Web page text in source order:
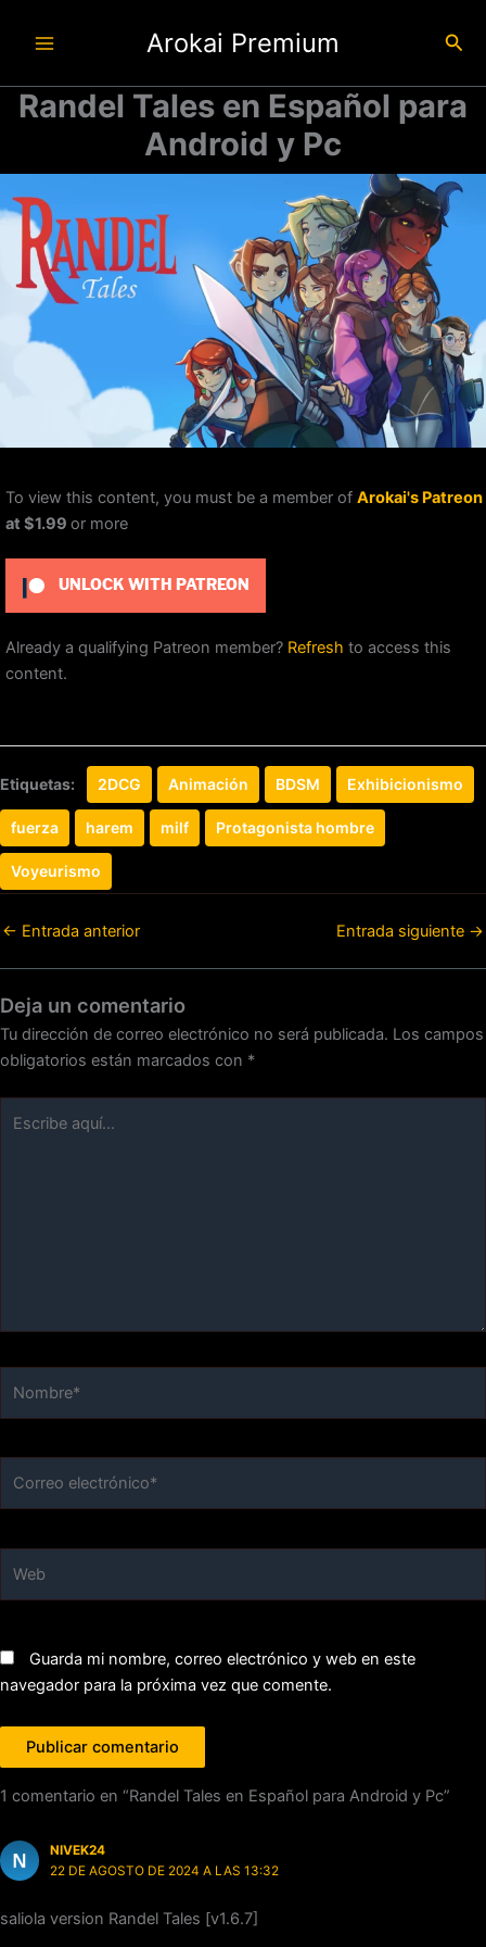
Arokai Premium
Randel Tales en Español para
Android y Pc
To view this content, you must be a member of Arokai's Patreon
at $1.99 or more
UNLOCK WITH PATREON
Already a qualifying Patreon member? Refresh to access this
content.
Etiquetas: 2DCG Animación BDSM Exhibicionismo
fuerza harem milf Protagonista hombre
Voyeurismo
← Entrada anterior Entrada siguiente →
Deja un comentario
Tu dirección de correo electrónico no será publicada. Los campos
obligatorios están marcados con *
aquí...
Guarda mi nombre, correo electrónico y web en este
navegador para la próxima vez que comente.
1 comentario en “Randel Tales en Español para Android y Pc”
NIVEK24
22 DE AGOSTO DE 2024 A LAS 13:32
saliola version Randel Tales [v1.6.7]